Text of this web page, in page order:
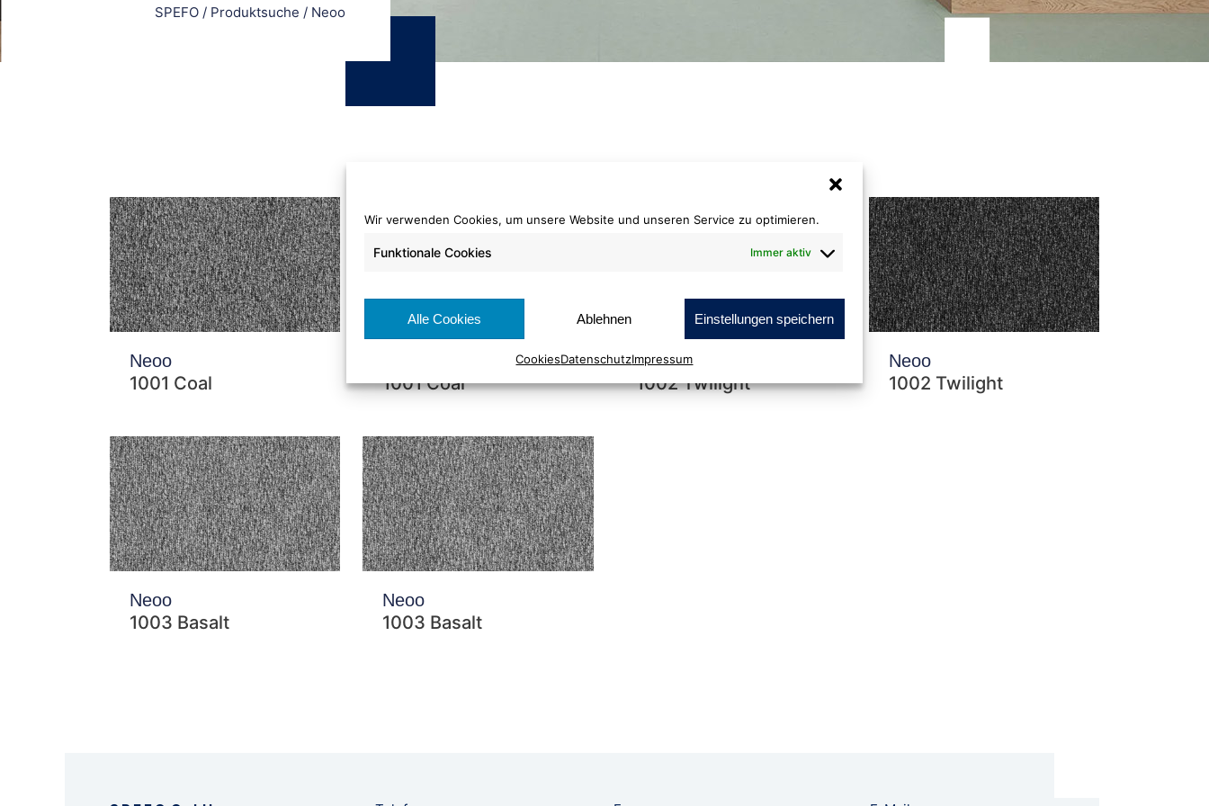
Wir verwenden Cookies, um unsere Website und unseren Service zu optimieren.
Funktionale Cookies Immer aktiv
Alle Cookies Ablehnen Einstellungen speichern
CookiesDatenschutzImpressum
SPEFO / Produktsuche / Neoo
Neoo
1001 Coal 1001 Coal
Neoo
1002 Twilight
Neoo
1002 Twilight
Neoo
1003 Basalt
Neoo
1003 Basalt